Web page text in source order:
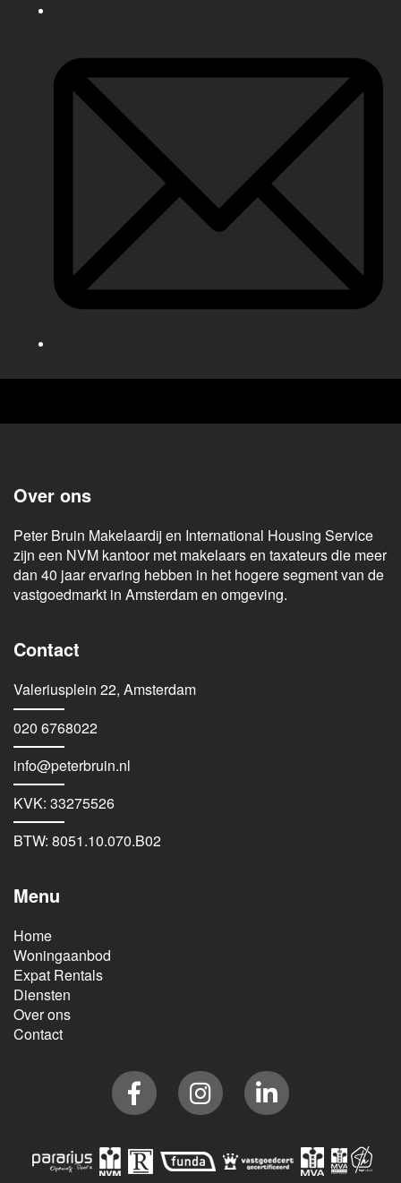
Over ons
Peter Bruin Makelaardij en International Housing Service
zijn een NVM kantoor met makelaars en taxateurs die meer
dan 40 jaar ervaring hebben in het hogere segment van de
vastgoedmarkt in Amsterdam en omgeving.
Contact
Valeriusplein 22, Amsterdam
020 6768022
info@peterbruin.nl
KVK: 33275526
BTW: 8051.10.070.B02
Menu
Home
Woningaanbod
Expat Rentals
Diensten
Over ons
Contact